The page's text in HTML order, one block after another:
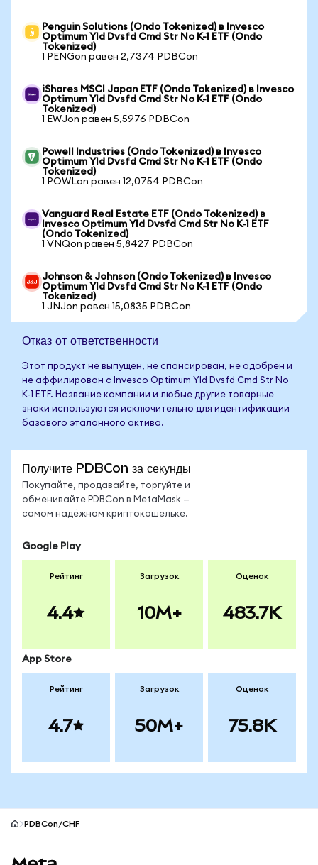
Penguin Solutions (Ondo Tokenized) в Invesco
Optimum Yld Dvsfd Cmd Str No K-1 ETF (Ondo
Tokenized)
1 PENGon равен 2,7374 PDBCon
iShares MSCI Japan ETF (Ondo Tokenized) в Invesco
Optimum Yld Dvsfd Cmd Str No K-1 ETF (Ondo
Tokenized)
1 EWJon равен 5,5976 PDBCon
Powell Industries (Ondo Tokenized) в Invesco
Optimum Yld Dvsfd Cmd Str No K-1 ETF (Ondo
Tokenized)
1 POWLon равен 12,0754 PDBCon
Vanguard Real Estate ETF (Ondo Tokenized) в
Invesco Optimum Yld Dvsfd Cmd Str No K-1 ETF
(Ondo Tokenized)
1 VNQon равен 5,8427 PDBCon
Johnson & Johnson (Ondo Tokenized) в Invesco
Optimum Yld Dvsfd Cmd Str No K-1 ETF (Ondo
Tokenized)
1 JNJon равен 15,0835 PDBCon
Отказ от ответственности
Этот продукт не выпущен, не спонсирован, не одобрен и
не аффилирован с Invesco Optimum Yld Dvsfd Cmd Str No
K-1 ETF. Название компании и любые другие товарные
знаки используются исключительно для идентификации
базового эталонного актива.
Получите PDBCon за секунды
Покупайте, продавайте, торгуйте и
обменивайте PDBCon в MetaMask —
самом надёжном криптокошельке.
Google Play
Рейтинг
4.4
Загрузок
10M+
Оценок
483.7K
App Store
Рейтинг
4.7
Загрузок
50M+
Оценок
75.8K
PDBCon/CHF